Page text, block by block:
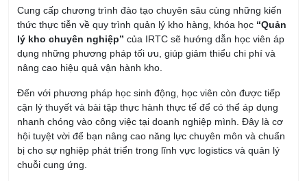
lý kho chuyên nghiệp”của IRTC sẽ hướng dẫn học viên áp
dụng những phương pháp tối ưu, giúp giảm thiểu chi phí và
nâng cao hiệu quả vận hành kho.
Đến với phương pháp học sinh động, học viên còn được tiếp
nhanh chóng vào công việc tại doanh nghiệp mình. Đây là cơ
hội tuyệt vời để bạn nâng cao năng lực chuyên môn và chuẩn
bị cho sự nghiệp phát triển trong lĩnh vực logistics và quản lý
chuỗi cung ứng.
Qua bài viết này, chúng ta đã tìm hiểu chi tiết về quy trình